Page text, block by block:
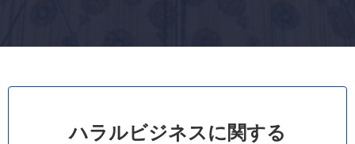
ハラルビジネスに関する